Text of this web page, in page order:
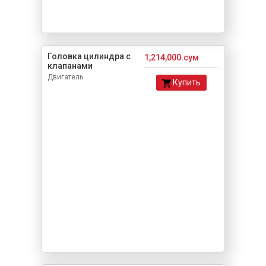
Головка цилиндра с
клапанами
Двигатель
1,214,000.сум
Купить